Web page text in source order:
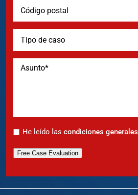
* He leído las condiciones generales
Free Case Evaluation